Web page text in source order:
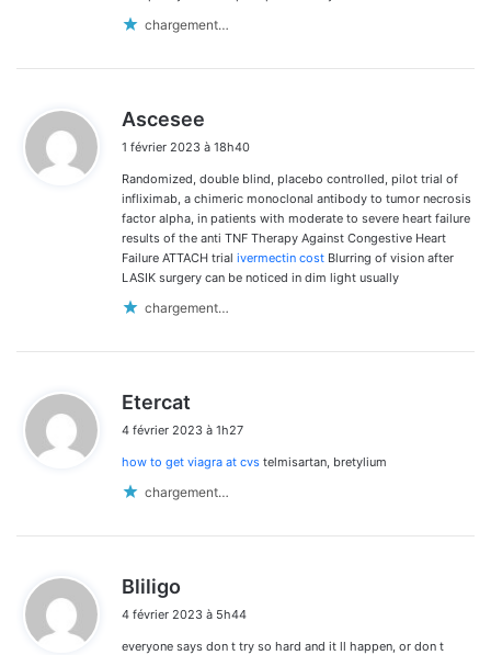
chargement…
Ascesee
t
:
1 février 2023 à 18h40
Randomized, double blind, placebo controlled, pilot trial of
infliximab, a chimeric monoclonal antibody to tumor necrosis
factor alpha, in patients with moderate to severe heart failure
results of the anti TNF Therapy Against Congestive Heart
Failure ATTACH trial ivermectin cost Blurring of vision after
LASIK surgery can be noticed in dim light usually
chargement…
Etercat
t
4 février 2023 à 1h27
how to get viagra at cvs telmisartan, bretylium
chargement…
Bliligo
t
4 février 2023 à 5h44
everyone says don t try so hard and it ll happen, or don t